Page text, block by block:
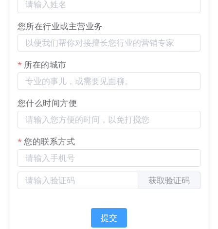
ii. 图文笔记
展示图文类型内容
您所在行业或主营业务
所在的城市
您什么时间方便
您的联系方式
获取验证码
提交